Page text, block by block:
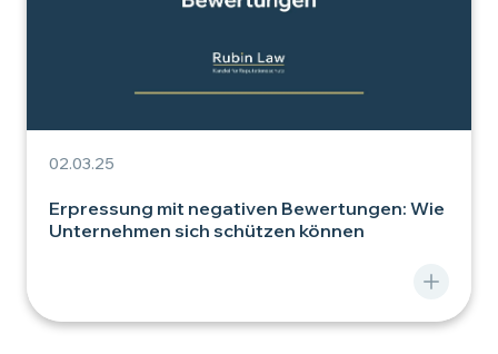
02.03.25
Erpressung mit negativen Bewertungen: Wie
Unternehmen sich schützen können